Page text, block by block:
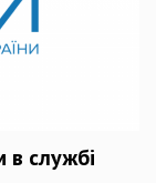
в службі